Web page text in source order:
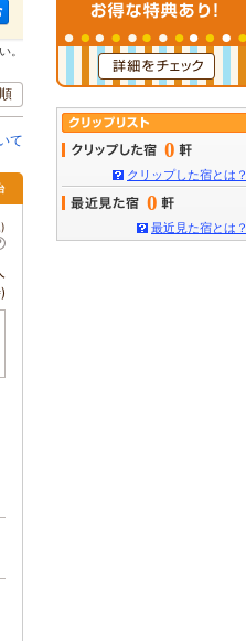
。
て 0
クリップした宿とは？
0
最近見た宿とは？